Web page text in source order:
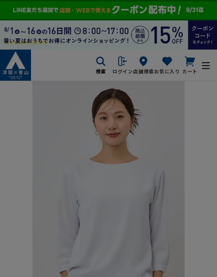
検索 ログイン店舗検索お気に入り カート